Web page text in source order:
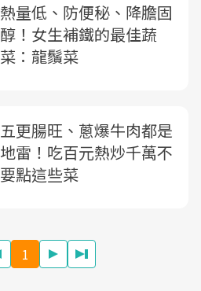
熱量低、防便秘、降膽固
醇！女生補鐵的最佳蔬
菜：龍鬚菜
五更腸旺、蔥爆牛肉都是
地雷！吃百元熱炒千萬不
要點這些菜
1